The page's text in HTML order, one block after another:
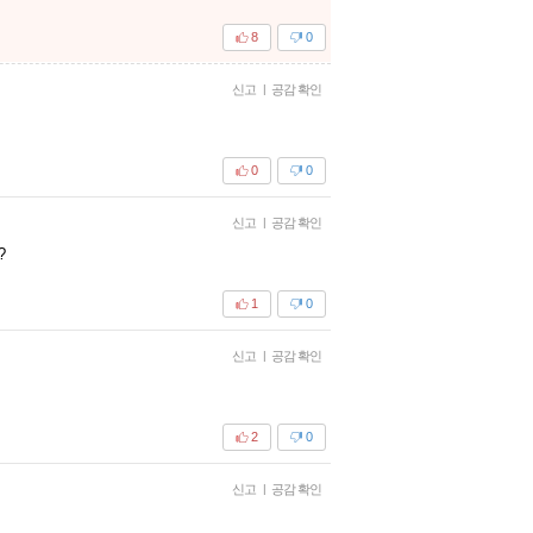
0
8
신고 | 공감 확인
0
0
신고 | 공감 확인
0
1
신고 | 공감 확인
0
2
신고 | 공감 확인